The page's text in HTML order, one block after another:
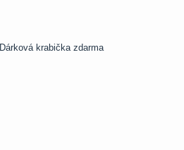
Dárková krabička zdarma